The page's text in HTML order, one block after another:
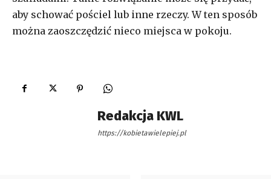
aby schować pościel lub inne rzeczy. W ten sposób
można zaoszczędzić nieco miejsca w pokoju.
Redakcja KWL
https://kobietawielepiej.pl